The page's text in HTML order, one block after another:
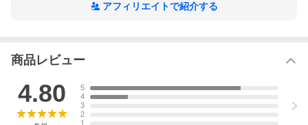
アフィリエイトで紹介する
商品レビュー
4.80
5
4
3
2
1